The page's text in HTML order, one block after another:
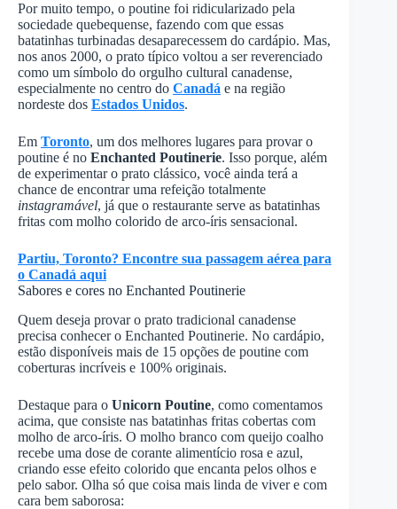
Por muito tempo, o poutine foi ridicularizado pela
sociedade quebequense, fazendo com que essas
batatinhas turbinadas desaparecessem do cardápio. Mas,
nos anos 2000, o prato típico voltou a ser reverenciado
como um símbolo do orgulho cultural canadense,
especialmente no centro do Canadá e na região
nordeste dos Estados Unidos.
Em Toronto, um dos melhores lugares para provar o
poutine é no Enchanted Poutinerie. Isso porque, além
de experimentar o prato clássico, você ainda terá a
chance de encontrar uma refeição totalmente
instagramável, já que o restaurante serve as batatinhas
fritas com molho colorido de arco-íris sensacional.
Partiu, Toronto? Encontre sua passagem aérea para
o Canadá aqui
Sabores e cores no Enchanted Poutinerie
Quem deseja provar o prato tradicional canadense
precisa conhecer o Enchanted Poutinerie. No cardápio,
estão disponíveis mais de 15 opções de poutine com
coberturas incríveis e 100% originais.
Destaque para o Unicorn Poutine, como comentamos
acima, que consiste nas batatinhas fritas cobertas com
molho de arco-íris. O molho branco com queijo coalho
recebe uma dose de corante alimentício rosa e azul,
criando esse efeito colorido que encanta pelos olhos e
pelo sabor. Olha só que coisa mais linda de viver e com
cara bem saborosa: